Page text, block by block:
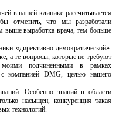
в нашей клинике рассчитывается
отметить, что мы разработали
выше выработка врача, тем больше
«директивно-демократической».
а те вопросы, которые не требуют
моими подчиненными в рамках
с компанией DMG, целью нашего
Особенно знаний в области
насыщен, конкуренция такая
технологий.